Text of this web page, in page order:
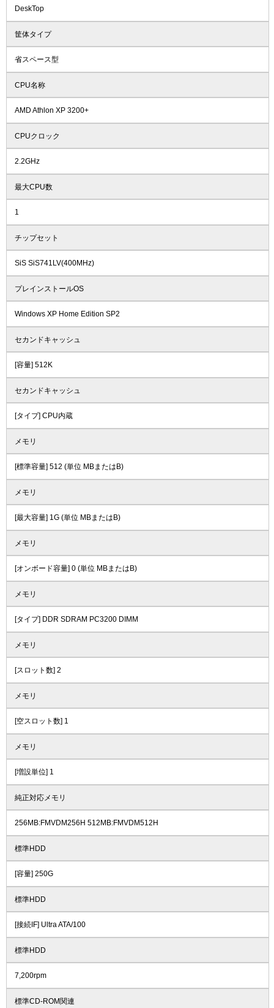
DeskTop
筐体タイプ
省スペース型
CPU名称
AMD Athlon XP 3200+
CPUクロック
2.2GHz
最大CPU数
1
チップセット
SiS SiS741LV(400MHz)
プレインストールOS
Windows XP Home Edition SP2
セカンドキャッシュ
[容量] 512K
セカンドキャッシュ
[タイプ] CPU内蔵
メモリ
[標準容量] 512 (単位 MBまたはB)
メモリ
[最大容量] 1G (単位 MBまたはB)
メモリ
[オンボード容量] 0 (単位 MBまたはB)
メモリ
[タイプ] DDR SDRAM PC3200 DIMM
メモリ
[スロット数] 2
メモリ
[空スロット数] 1
メモリ
[増設単位] 1
純正対応メモリ
256MB:FMVDM256H 512MB:FMVDM512H
標準HDD
[容量] 250G
標準HDD
[接続IF] Ultra ATA/100
標準HDD
7,200rpm
標準CD-ROM関連